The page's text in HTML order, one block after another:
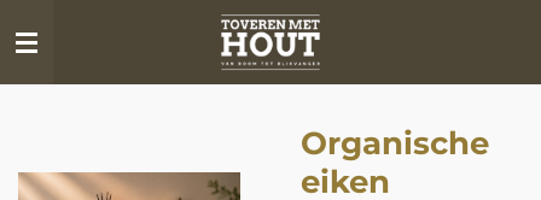
direct
naar
Organische
eiken